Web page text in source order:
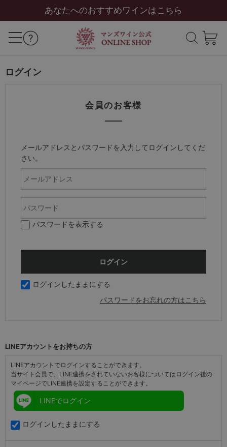
あなたへのおすすめワインはこちら
ログイン
会員のお客様
メールアドレスとパスワードを入力してログインしてくだ
さい。
パスワードを表示する
ログインしたままにする
パスワードをお忘れの方はこちら
LINEアカウントをお持ちの方
LINEアカウントでログインすることができます。
当サイト会員で、LINE連携をされていないお客様についてはログイン後の
マイページでLINE連携を設定することができます。
LINEでログイン
ログインしたままにする